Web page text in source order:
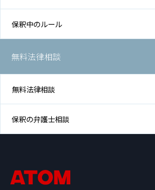
保釈中のルール
無料法律相談
無料法律相談
保釈の弁護士相談